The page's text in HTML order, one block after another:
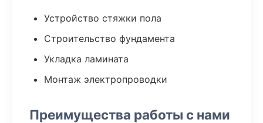
Устройство стяжки пола
Строительство фундамента
Укладка ламината
Монтаж электропроводки
Преимущества работы с нами